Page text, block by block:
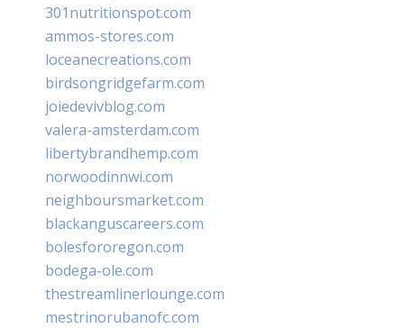
301nutritionspot.com
ammos-stores.com
loceanecreations.com
birdsongridgefarm.com
joiedevivblog.com
valera-amsterdam.com
libertybrandhemp.com
norwoodinnwi.com
neighboursmarket.com
blackanguscareers.com
bolesfororegon.com
bodega-ole.com
thestreamlinerlounge.com
mestrinorubanofc.com